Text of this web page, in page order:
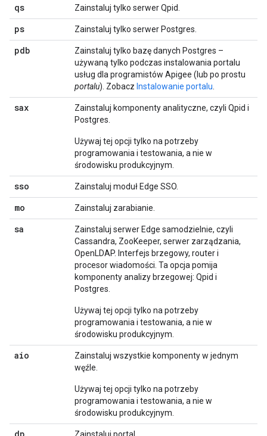
qs Zainstaluj tylko serwer Qpid.
ps Zainstaluj tylko serwer Postgres.
pdb
Zainstaluj tylko bazę danych Postgres –
używaną tylko podczas instalowania portalu
usług dla programistów Apigee (lub po prostu
portalu). Zobacz Instalowanie portalu
sax
Zainstaluj komponenty analityczne, czyli Qpid i
Postgres.
Używaj tej opcji tylko na potrzeby
programowania i testowania, a nie w
środowisku produkcyjnym.
sso Zainstaluj moduł Edge SSO.
mo Zainstaluj zarabianie.
sa
Zainstaluj serwer Edge samodzielnie, czyli
Cassandra, ZooKeeper, serwer zarządzania,
OpenLDAP. Interfejs brzegowy, router i
procesor wiadomości. Ta opcja pomija
komponenty analizy brzegowej: Qpid i
Postgres.
Używaj tej opcji tylko na potrzeby
programowania i testowania, a nie w
środowisku produkcyjnym.
aio
Zainstaluj wszystkie komponenty w jednym
węźle.
Używaj tej opcji tylko na potrzeby
programowania i testowania, a nie w
środowisku produkcyjnym.